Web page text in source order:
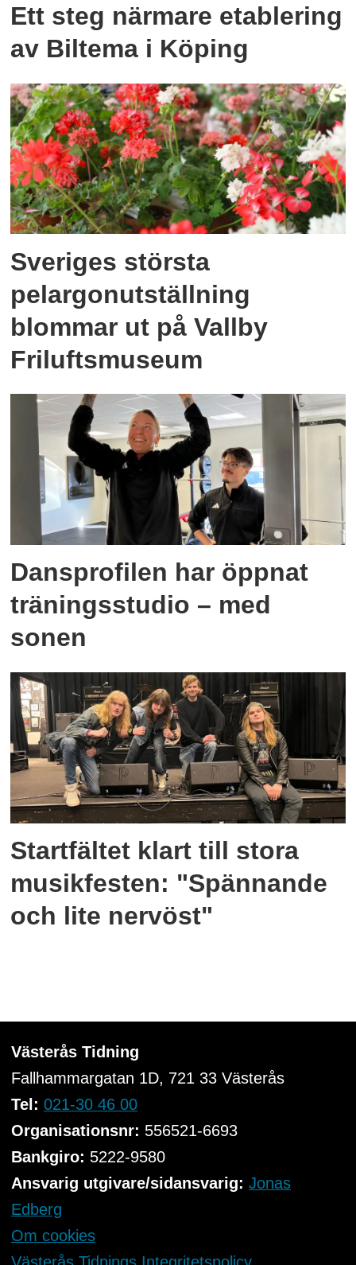
Ett steg närmare etablering
av Biltema i Köping
Sveriges största
pelargonutställning
blommar ut på Vallby
Friluftsmuseum
Dansprofilen har öppnat
träningsstudio – med
sonen
Startfältet klart till stora
musikfesten: "Spännande
och lite nervöst"
Västerås Tidning
Fallhammargatan 1D, 721 33Västerås
Tel: 021-30 46 00
Organisationsnr: 556521-6693
Bankgiro: 5222-9580
Ansvarig utgivare/sidansvarig: Jonas
Edberg
Om cookies